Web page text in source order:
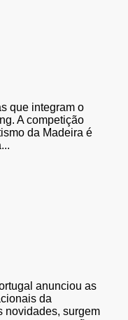
que integram o
A competição
da Madeira é
anunciou as
da
novidades, surgem